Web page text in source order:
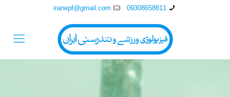
09308658811
iranepf@gmail.com